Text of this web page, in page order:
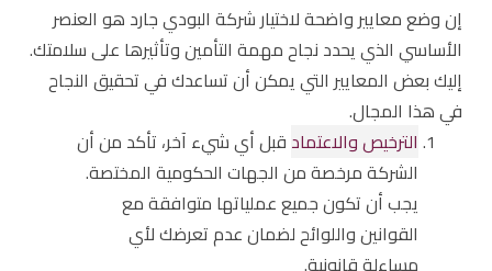
إن وضع معايير واضحة لاختيار شركة البودي جارد هو العنصر
الأساسي الذي يحدد نجاح مهمة التأمين وتأثيرها على سلامتك.
إليك بعض المعايير التي يمكن أن تساعدك في تحقيق النجاح
في هذا المجال.
الترخيص والاعتماد قبل أي شيء آخر، تأكد من أن
الشركة مرخصة من الجهات الحكومية المختصة.
يجب أن تكون جميع عملياتها متوافقة مع
القوانين واللوائح لضمان عدم تعرضك لأي
مساءلة قانونية.